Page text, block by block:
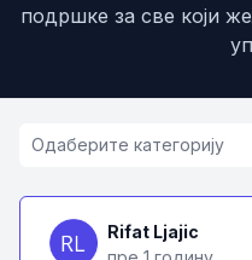
подршке за све који
Rifat Ljajic